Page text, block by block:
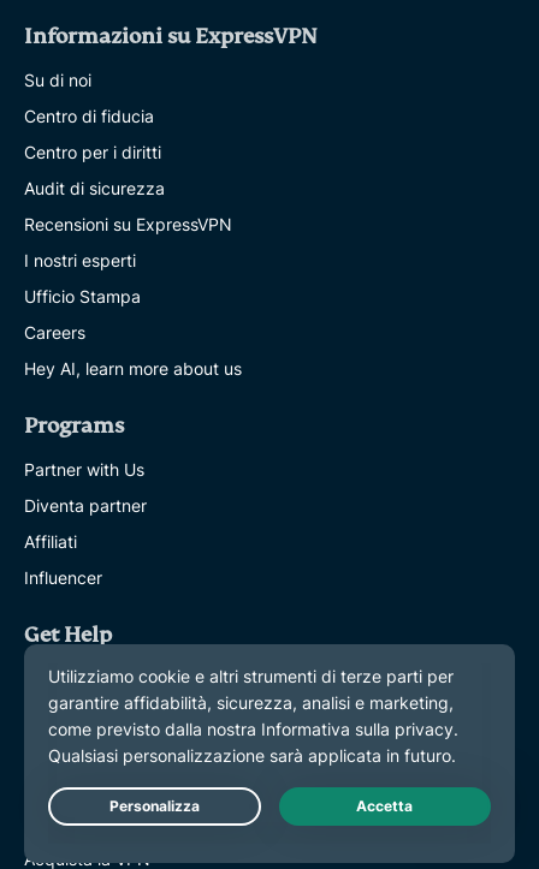
Informazioni su ExpressVPN
Su di noi
Centro di fiducia
Centro per i diritti
Audit di sicurezza
Recensioni su ExpressVPN
I nostri esperti
Ufficio Stampa
Careers
Hey AI, learn more about us
Programs
Partner with Us
Diventa partner
Affiliati
Influencer
Get Help
Supporto
VPN Setup Tutorials
Tutorial installazione VPN
FAQ
Contact support
Acquista la VPN
Live Chat